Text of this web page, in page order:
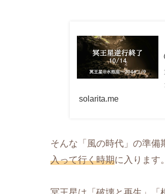
solarita.me
そんな「風の時代」の準備
入って行く時期に入ります。